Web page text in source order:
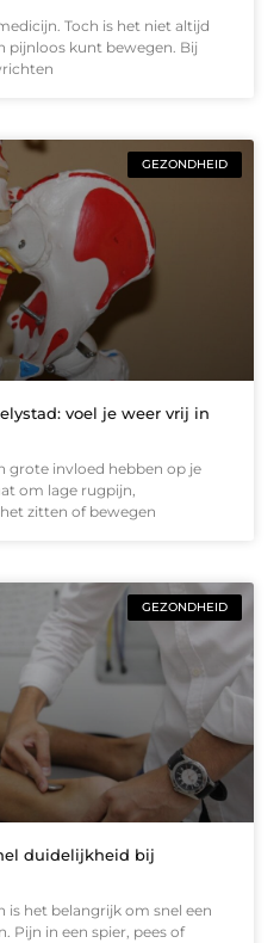
Toch is het niet altijd
pijnloos kunt bewegen. Bij
GEZONDHEID
voel je weer vrij in
grote invloed hebben op je
om lage rugpijn,
zitten of bewegen
GEZONDHEID
duidelijkheid bij
is het belangrijk om snel een
Pijn in een spier, pees of